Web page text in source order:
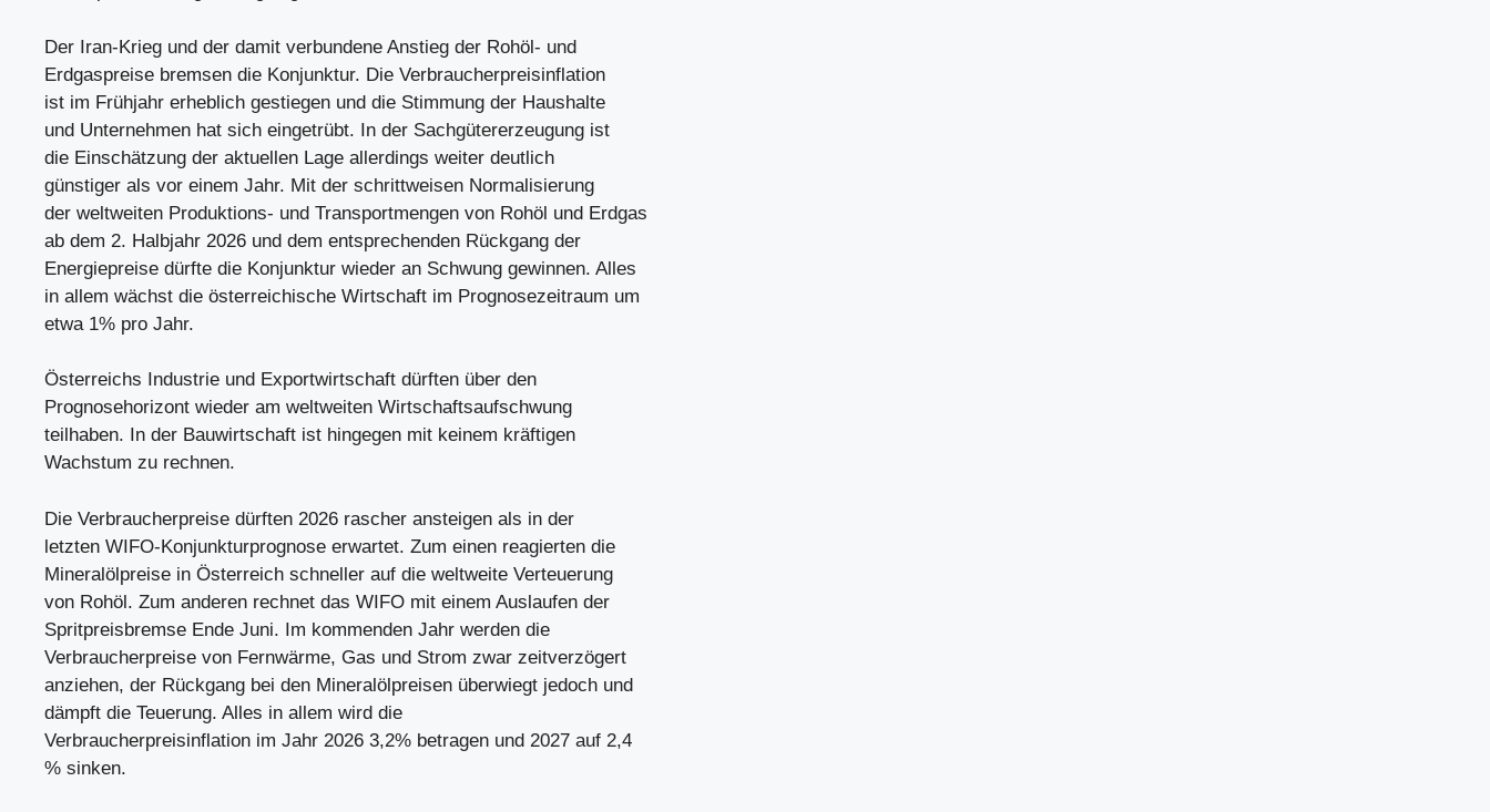
Der Iran-Krieg und der damit verbundene Anstieg der Rohöl- und
Erdgaspreise bremsen die Konjunktur. Die Verbraucherpreisinflation
ist im Frühjahr erheblich gestiegen und die Stimmung der Haushalte
und Unternehmen hat sich eingetrübt. In der Sachgütererzeugung ist
die Einschätzung der aktuellen Lage allerdings weiter deutlich
günstiger als vor einem Jahr. Mit der schrittweisen Normalisierung
der weltweiten Produktions- und Transportmengen von Rohöl und Erdgas
ab dem 2. Halbjahr 2026 und dem entsprechenden Rückgang der
Energiepreise dürfte die Konjunktur wieder an Schwung gewinnen. Alles
in allem wächst die österreichische Wirtschaft im Prognosezeitraum um
etwa 1% pro Jahr.
Österreichs Industrie und Exportwirtschaft dürften über den
Prognosehorizont wieder am weltweiten Wirtschaftsaufschwung
teilhaben. In der Bauwirtschaft ist hingegen mit keinem kräftigen
Wachstum zu rechnen.
Die Verbraucherpreise dürften 2026 rascher ansteigen als in der
letzten WIFO-Konjunkturprognose erwartet. Zum einen reagierten die
Mineralölpreise in Österreich schneller auf die weltweite Verteuerung
von Rohöl. Zum anderen rechnet das WIFO mit einem Auslaufen der
Spritpreisbremse Ende Juni. Im kommenden Jahr werden die
Verbraucherpreise von Fernwärme, Gas und Strom zwar zeitverzögert
anziehen, der Rückgang bei den Mineralölpreisen überwiegt jedoch und
dämpft die Teuerung. Alles in allem wird die
Verbraucherpreisinflation im Jahr 2026 3,2% betragen und 2027 auf 2,4
% sinken.